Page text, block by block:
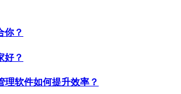
你？
好？
理软件如何提升效率？